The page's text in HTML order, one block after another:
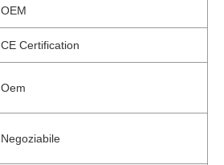
OEM
CE Certification
Oem
Negoziabile